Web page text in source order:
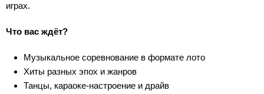
играх.
Что вас ждёт?
Музыкальное соревнование в формате лото
Хиты разных эпох и жанров
Танцы, караоке-настроение и драйв